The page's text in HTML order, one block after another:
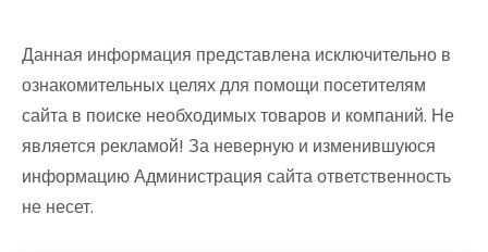
Данная информация представлена исключительно в
ознакомительных целях для помощи посетителям
сайта в поиске необходимых товаров и компаний. Не
является рекламой! За неверную и изменившуюся
информацию Администрация сайта ответственность
не несет.